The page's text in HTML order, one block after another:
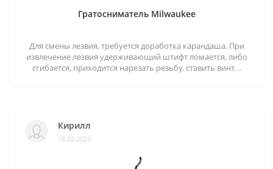
Гратосниматель Milwaukee
Для смены лезвия, требуется доработка карандаша. При
извлечение лезвия удерживающий штифт ломается, либо
сгибается, приходится нарезать резьбу, ставить винт. ..
Кирилл
18.02.2023